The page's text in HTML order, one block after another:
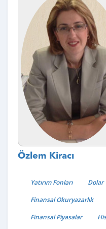
Özlem Kiracı
Yatırım Fonları Dolar
Finansal Okuryazarlık
Finansal Piyasalar